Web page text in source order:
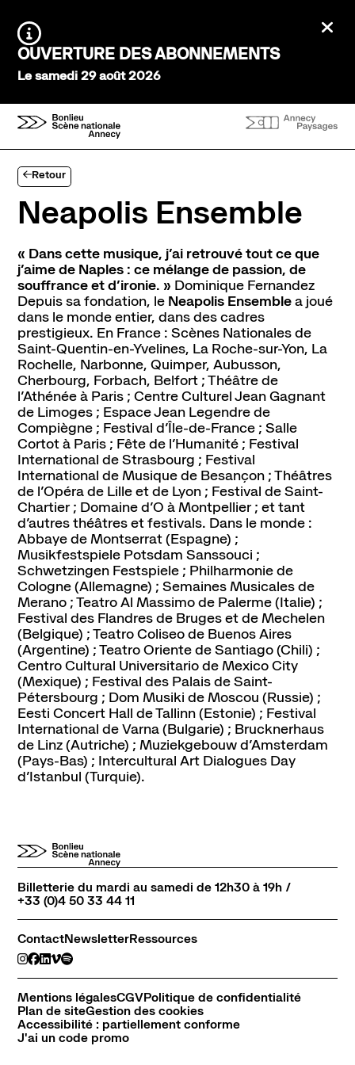
Information :
OUVERTURE DES ABONNEMENTS
Le samedi 29 août 2026
Retour
Neapolis Ensemble
« Dans cette musique, j’ai retrouvé tout ce que
j’aime de Naples : ce mélange de passion, de
souffrance et d’ironie. » Dominique Fernandez
Depuis sa fondation, le Neapolis Ensemblea joué
dans le monde entier, dans des cadres
prestigieux. En France : Scènes Nationales de
Saint-Quentin-en-Yvelines, La Roche-sur-Yon, La
Rochelle, Narbonne, Quimper, Aubusson,
Cherbourg, Forbach, Belfort ; Théâtre de
l’Athénée à Paris ; Centre Culturel Jean Gagnant
de Limoges ; Espace Jean Legendre de
Compiègne ; Festival d’Île-de-France ; Salle
Cortot à Paris ; Fête de l’Humanité ; Festival
International de Strasbourg ; Festival
International de Musique de Besançon ; Théâtres
de l’Opéra de Lille et de Lyon ; Festival de Saint-
Chartier ; Domaine d’O à Montpellier ; et tant
d’autres théâtres et festivals. Dans le monde :
Abbaye de Montserrat (Espagne) ;
Musikfestspiele Potsdam Sanssouci ;
Schwetzingen Festspiele ; Philharmonie de
Cologne (Allemagne) ; Semaines Musicales de
Merano ; Teatro Al Massimo de Palerme (Italie) ;
Festival des Flandres de Bruges et de Mechelen
(Belgique) ; Teatro Coliseo de Buenos Aires
(Argentine) ; Teatro Oriente de Santiago (Chili) ;
Centro Cultural Universitario de Mexico City
(Mexique) ; Festival des Palais de Saint-
Pétersbourg ; Dom Musiki de Moscou (Russie) ;
Eesti Concert Hall de Tallinn (Estonie) ; Festival
International de Varna (Bulgarie) ; Brucknerhaus
de Linz (Autriche) ; Muziekgebouw d’Amsterdam
(Pays-Bas) ; Intercultural Art Dialogues Day
d’Istanbul (Turquie).
Billetterie du mardi au samedi de 12h30 à 19h /
+33 (0)4 50 33 44 11
ContactNewsletterRessources
Mentions légalesCGVPolitique de confidentialité
Plan de siteGestion des cookies
Accessibilité : partiellement conforme
J'ai un code promo
Agenda Saison 26→27
Au tour des enfants
Stayin'alive
Saisons précédentes
Ateliers de pratique
Créations participatives
Visites
À l’écoute
Tous les podcasts
Infos pratiques
Venir au théâtre
Abonnement, achat de places et tarifs
L'espace bar
Horaires et contacts
Accessibilité et handicap
La scène nationale
L'histoire du lieu
L’équipe
Soutiens et mécénat
Emplois
Pôle de création
Créations Made in Annecy
Programmes internationaux
Actualités
Contact Newsletter Ressources